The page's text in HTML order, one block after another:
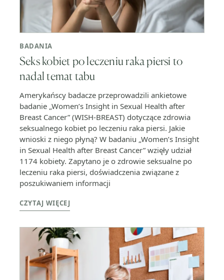
BADANIA
Seks kobiet po leczeniu raka piersi to
nadal temat tabu
Amerykańscy badacze przeprowadzili ankietowe
badanie „Women’s Insight in Sexual Health after
Breast Cancer” (WISH-BREAST) dotyczące zdrowia
seksualnego kobiet po leczeniu raka piersi. Jakie
wnioski z niego płyną? W badaniu „Women’s Insight
in Sexual Health after Breast Cancer” wzięły udział
1174 kobiety. Zapytano je o zdrowie seksualne po
leczeniu raka piersi, doświadczenia związane z
poszukiwaniem informacji
CZYTAJ WIĘCEJ